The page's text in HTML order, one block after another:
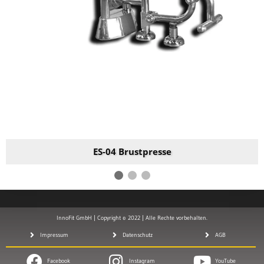
ES-04 Brustpresse
InnoFit GmbH | Copyright © 2022 | Alle Rechte vorbehalten.
Impressum Datenschutz AGB
Facebook Instagram YouTube